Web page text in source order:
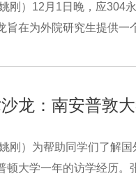
姚刚）12月1日晚，应
旨在为外院研究生提供
龙：南安普敦
姚刚）为帮助同学们了解
顿大学一年的访学经历